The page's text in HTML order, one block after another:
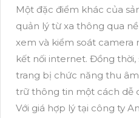
Một đặc điểm khác của
quản lý từ xa thông qua
xem và kiểm soát camera
kết nối internet. Đồng
trang bị chức năng thu
trữ thông tin một cách dễ
Với giá hợp lý tại công ty